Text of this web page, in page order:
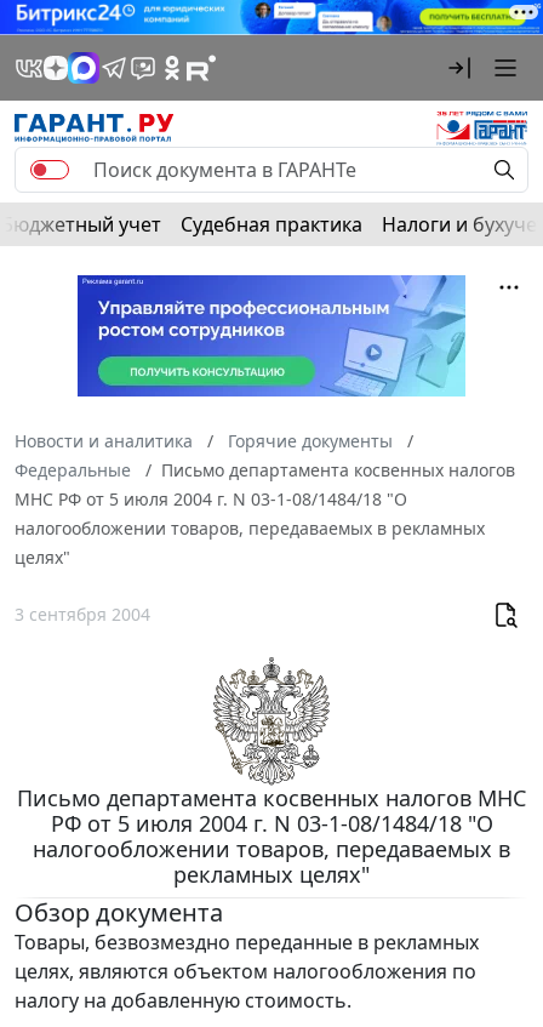
Бюджетный учет Судебная практика Налоги и
Новости и аналитика
Горячие документы
Федеральные
Письмо департамента косвенных налогов
МНС РФ от 5 июля 2004 г. N 03-1-08/1484/18 "О
налогообложении товаров, передаваемых в рекламных
целях"
3 сентября 2004
Письмо департамента косвенных налогов МНС
РФ от 5 июля 2004 г. N 03-1-08/1484/18 "О
налогообложении товаров, передаваемых в
рекламных целях"
Обзор документа
Товары, безвозмездно переданные в рекламных
целях, являются объектом налогообложения по
налогу на добавленную стоимость.